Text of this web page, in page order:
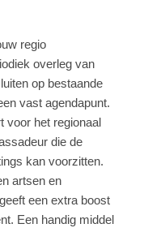
regio
overleg van
op bestaande
vast agendapunt.
voor het regionaal
die de
kan voorzitten.
artsen en
een extra boost
Een handig middel